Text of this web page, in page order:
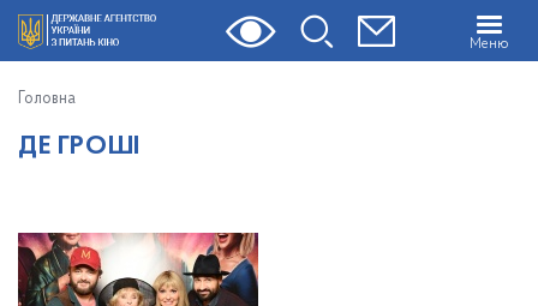
Меню
Головна
ДЕ ГРОШІ